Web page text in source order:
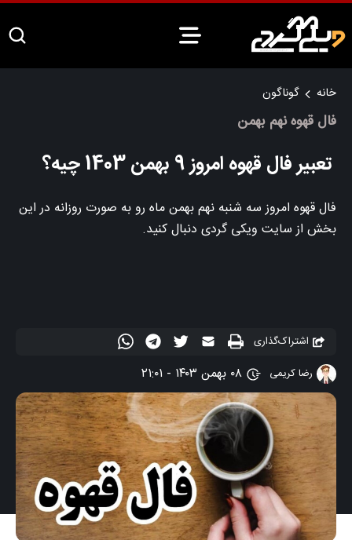
خانه گوناگون
فال قهوه نهم بهمن
تعبیر فال قهوه امروز 9 بهمن 1403 چیه؟
فال قهوه امروز سه شنبه نهم بهمن ماه رو به صورت روزانه در این
بخش از سایت ویکی گردی دنبال کنید.
اشتراک‌گذاری
رضا کریمی
۰۸ بهمن ۱۴۰۳ - ۲۱:۰۱